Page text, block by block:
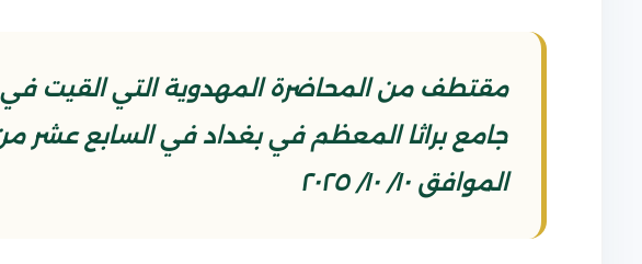
مقتطف من المحاضرة المهدوية التي القيت في
الموافق ١٠/ ١٠/ ٢٠٢٥